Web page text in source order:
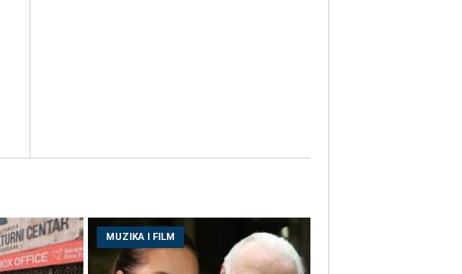
MUZIKA I FILM